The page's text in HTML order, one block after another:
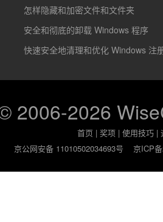
怎样隐藏和加密文件和文件夹
安全和彻底的卸载 Windows 程序
快速安全地清理和优化 Windows 注
2006-2026
首页 |奖项 |使用技巧 |
京公网安备 11010502034693号
京ICP